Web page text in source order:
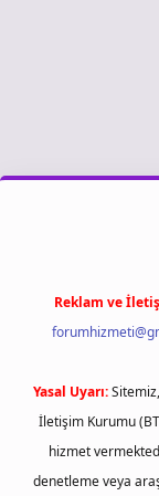
Reklam ve
Yasal Uyarı:
İletişim Kurumu
hizmet
denetleme veya